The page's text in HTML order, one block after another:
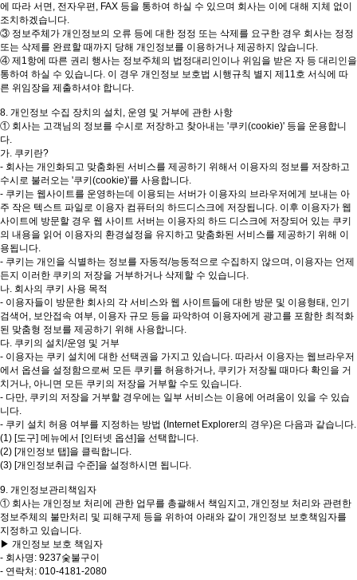
에 따라 서면, 전자우편, FAX 등을 통하여 하실 수 있으며 회사는 이에 대해 지체 없이
조치하겠습니다.
③ 정보주체가 개인정보의 오류 등에 대한 정정 또는 삭제를 요구한 경우 회사는 정정
또는 삭제를 완료할 때까지 당해 개인정보를 이용하거나 제공하지 않습니다.
④ 제1항에 따른 권리 행사는 정보주체의 법정대리인이나 위임을 받은 자 등 대리인을
통하여 하실 수 있습니다. 이 경우 개인정보 보호법 시행규칙 별지 제11호 서식에 따
른 위임장을 제출하셔야 합니다.
8. 개인정보 수집 장치의 설치, 운영 및 거부에 관한 사항
① 회사는 고객님의 정보를 수시로 저장하고 찾아내는 '쿠키(cookie)' 등을 운용합니
다.
가. 쿠키란?
- 회사는 개인화되고 맞춤화된 서비스를 제공하기 위해서 이용자의 정보를 저장하고
수시로 불러오는 '쿠키(cookie)'를 사용합니다.
- 쿠키는 웹사이트를 운영하는데 이용되는 서버가 이용자의 브라우저에게 보내는 아
주 작은 텍스트 파일로 이용자 컴퓨터의 하드디스크에 저장됩니다. 이후 이용자가 웹
사이트에 방문할 경우 웹 사이트 서버는 이용자의 하드 디스크에 저장되어 있는 쿠키
의 내용을 읽어 이용자의 환경설정을 유지하고 맞춤화된 서비스를 제공하기 위해 이
용됩니다.
- 쿠키는 개인을 식별하는 정보를 자동적/능동적으로 수집하지 않으며, 이용자는 언제
든지 이러한 쿠키의 저장을 거부하거나 삭제할 수 있습니다.
나. 회사의 쿠키 사용 목적
- 이용자들이 방문한 회사의 각 서비스와 웹 사이트들에 대한 방문 및 이용형태, 인기
검색어, 보안접속 여부, 이용자 규모 등을 파악하여 이용자에게 광고를 포함한 최적화
된 맞춤형 정보를 제공하기 위해 사용합니다.
다. 쿠키의 설치/운영 및 거부
- 이용자는 쿠키 설치에 대한 선택권을 가지고 있습니다. 따라서 이용자는 웹브라우저
에서 옵션을 설정함으로써 모든 쿠키를 허용하거나, 쿠키가 저장될 때마다 확인을 거
치거나, 아니면 모든 쿠키의 저장을 거부할 수도 있습니다.
- 다만, 쿠키의 저장을 거부할 경우에는 일부 서비스는 이용에 어려움이 있을 수 있습
니다.
- 쿠키 설치 허용 여부를 지정하는 방법 (Internet Explorer의 경우)은 다음과 같습니다.
(1) [도구] 메뉴에서 [인터넷 옵션]을 선택합니다.
(2) [개인정보 탭]을 클릭합니다.
(3) [개인정보취급 수준]을 설정하시면 됩니다.
9. 개인정보관리책임자
① 회사는 개인정보 처리에 관한 업무를 총괄해서 책임지고, 개인정보 처리와 관련한
정보주체의 불만처리 및 피해구제 등을 위하여 아래와 같이 개인정보 보호책임자를
지정하고 있습니다.
▶ 개인정보 보호 책임자
- 회사명: 9237숯불구이
- 연락처: 010-4181-2080